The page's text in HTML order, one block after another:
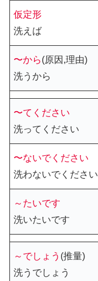
仮定形
洗えば
〜から(原因,理由)
洗うから
〜てください
洗ってください
〜ないでください
洗わないでください
～たいです
洗いたいです
～でしょう (推量)
洗うでしょう